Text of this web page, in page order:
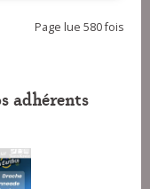
Page lue 580 fois
adhérents